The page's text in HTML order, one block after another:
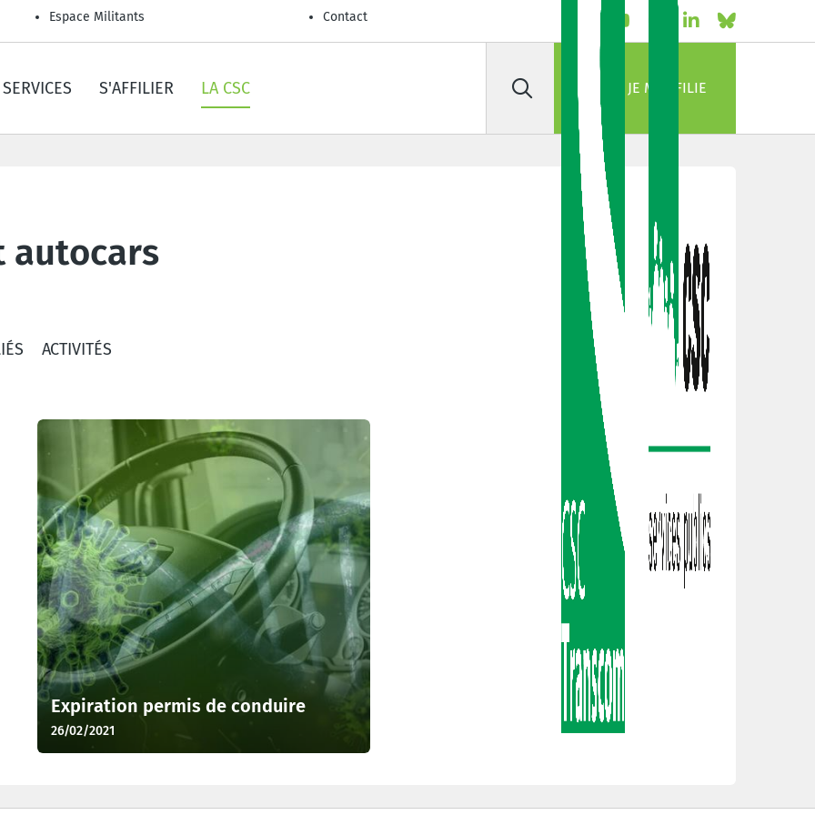
Espace Militants Contact
SERVICES S'AFFILIER LA CSC Rechercher JE M'AFFILIE
autocars
ACTIVITÉS
Expiration permis de conduire
26/02/2021